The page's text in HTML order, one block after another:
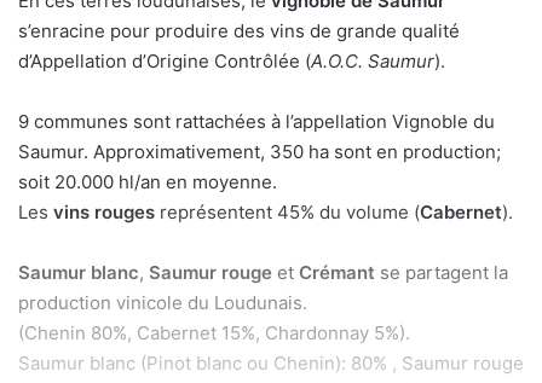
s’enracine pour produire des vins de grande qualité
d’Appellation d’Origine Contrôlée (A.O.C. Saumur).
9 communes sont rattachées à l’appellation Vignoble du
Saumur. Approximativement, 350 ha sont en production;
soit 20.000 hl/an en moyenne.
Les vins rouges représentent 45% du volume (Cabernet).
Saumur blanc, Saumur rouge et Crémant se partagent la
production vinicole du Loudunais.
(Chenin 80%, Cabernet 15%, Chardonnay 5%).
Saumur blanc (Pinot blanc ou Chenin): 80% , Saumur rouge